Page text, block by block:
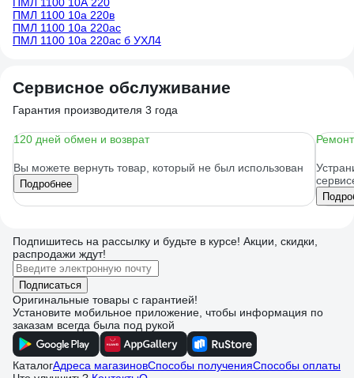
ПМЛ 1100 10а 220в
ПМЛ 1100 10а 220ac
ПМЛ 1100 10а 220ac б УХЛ4
Сервисное обслуживание
Гарантия производителя 3 года
120 дней обмен и возврат
Вы можете вернуть товар, который не был использован
Подробнее
Подпишитесь на рассылку и будьте в курсе! Акции, скидки,
распродажи ждут!
Подписаться
Оригинальные товары с гарантией!
Установите мобильное приложение, чтобы информация по
заказам всегда была под рукой
КаталогАдреса магазиновСпособы полученияСпособы оплаты